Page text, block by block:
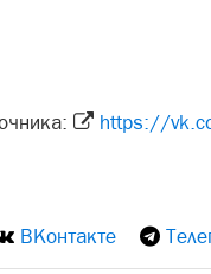
https://
ВКонтакте